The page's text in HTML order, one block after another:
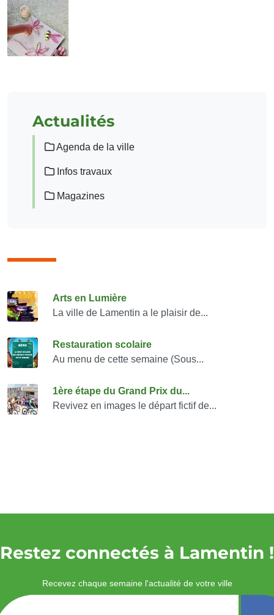
Actualités
Agenda de la ville
Infos travaux
Magazines
Consulter également
Arts en Lumière
La ville de Lamentin a le plaisir de...
Restauration scolaire
Au menu de cette semaine (Sous...
1ère étape du Grand Prix du...
Revivez en images le départ fictif de...
Restez connectés à Lamentin !
Recevez chaque semaine l'actualité de votre ville